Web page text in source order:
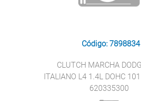
Código: 7898834
CLUTCH MARCHA
ITALIANO L4 1.4L DOHC
620335300